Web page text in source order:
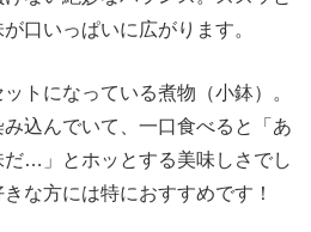
口いっぱいに広がります。
トになっている煮物（小鉢）。
込んでいて、一口食べると「あ
だ…」とホッとする美味しさでし
な方には特におすすめです！